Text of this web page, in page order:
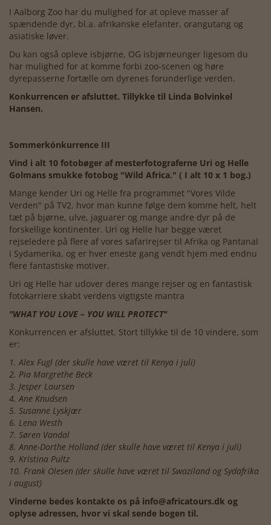
I Aalborg Zoo har du mulighed for at opleve masser af
spændende dyr, bl.a. afrikanske elefanter, orangutang og
asiatiske løver.
Du kan også opleve isbjørne, OG isbjørneunger ligesom du
har mulighed for at komme forbi zoo-scenen og høre
dyrepasserne fortælle om dyrenes forunderlige verden.
Konkurrencen er afsluttet. Tillykke til Linda Bolvinkel
Hansen.
Sommerkónkurrence III
Vind i alt 10 fotobøger af mesterfotograferne Uri og Helle
Golmans smukke fotobog "Wild Africa." ( I alt 10 x 1 bog.)
Mange kender Uri og Helle fra programmet "Vores Vilde
Verden" på TV2, hvor man kunne følge dem komme helt, helt
tæt på bjørne, ulve, jaguarer og mange andre dyr på de
forskellige kontinenter. Uri og Helle har begge været
rejseledere på flere af vores safarirejser til Afrika og Pantanal
i Sydamerika, og er hver eneste gang vendt hjem med endnu
flere fantastiske motiver.
Uri og Helle har udover deres mange rejser og en fantastisk
fotokarriere skabt verdens vigtigste mantra
"WHAT YOU LOVE – YOU WILL PROTECT"
Konkurrencen er afsluttet. Stort tillykke til de 10 vindere, som
er:
1. Alex Fugl (der skulle have været til Kenya i juli)
2. Pia Margrethe Beck
3. Jesper Laursen
4. Ane Knudsen
5. Susanne Lyskjær
6. Lena Westh
7. Søren Vandal
8. Anne-Dorthe Holland (der skulle have været til Kenya i juli)
9. Kristina Pultz
10. Frank Olesen (der skulle have været til Swaziland og Sydafrika
i august)
Vinderne bedes kontakte os på info@africatours.dk og
oplyse adressen, hvor vi skal sende bogen til.